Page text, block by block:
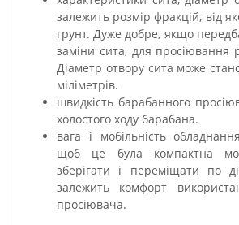
залежить розмір фракцій, від
грунт. Дуже добре, якщо
заміни сита, для просіювання
Діаметр отвору сита може
міліметрів.
швидкість барабанного
холостого ходу барабана.
вага і мобільність
щоб це була компактна
зберігати і переміщати по
залежить комфорт
просіювача.